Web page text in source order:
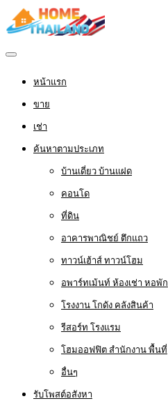
หน้าแรก
ขาย
เช่า
ค้นหาตามประเภท
บ้านเดี่ยว บ้านแฝด
คอนโด
ที่ดิน
อาคารพาณิชย์ ตึกแถว
ทาวน์เฮ้าส์ ทาวน์โฮม
อพาร์ทเม้นท์ ห้องเช่า หอพัก
โรงงาน โกดัง คลังสินค้า
รีสอร์ท โรงแรม
โฮมออฟฟิต สำนักงาน พื้นที่
อื่นๆ
รับโพสต์อสังหา